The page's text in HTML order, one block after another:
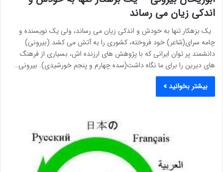
اندکی زیان می رساند
یک بزهکار تنها به خودش و اندکی زیان می رساند، ولی یک نویسنده و
چامه سرای(شاعر) خود فروخته، کشوری را به آتش می کشد.(بیرونی)
دانشمند پر توان ایرانی که با پژوهش های ارزنده اش، بسیاری از فرهنگ
های دیرین را برای ما نگاه داشت(سده چهارم و پنجم خورشیدی). بیرونی…
بیشتر بخوانید »